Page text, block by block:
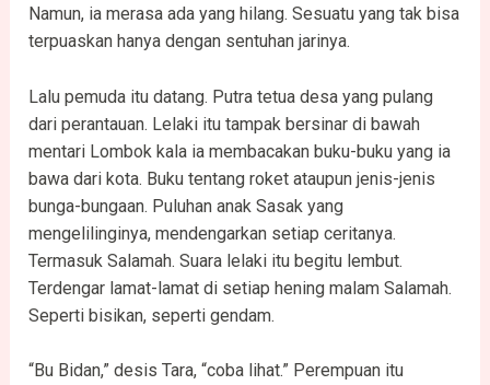
Namun, ia merasa ada yang hilang. Sesuatu yang tak bisa
terpuaskan hanya dengan sentuhan jarinya.
Lalu pemuda itu datang. Putra tetua desa yang pulang
dari perantauan. Lelaki itu tampak bersinar di bawah
mentari Lombok kala ia membacakan buku-buku yang ia
bawa dari kota. Buku tentang roket ataupun jenis-jenis
bunga-bungaan. Puluhan anak Sasak yang
mengelilinginya, mendengarkan setiap ceritanya.
Termasuk Salamah. Suara lelaki itu begitu lembut.
Terdengar lamat-lamat di setiap hening malam Salamah.
Seperti bisikan, seperti gendam.
“Bu Bidan,” desis Tara, “coba lihat.” Perempuan itu